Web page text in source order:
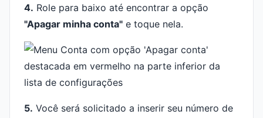
4. Role para baixo até encontrar a opção
"Apagar minha conta" e toque nela.
5. Você será solicitado a inserir seu número de